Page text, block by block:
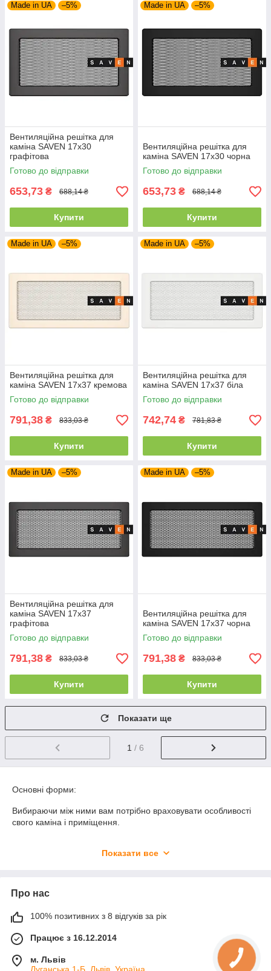
Made in UA –5%
Вентиляційна решітка для
каміна SAVEN 17х30
графітова
Готово до відправки
653,73 ₴ 688,14 ₴
Купити
Made in UA –5%
Вентиляційна решітка для
каміна SAVEN 17х30 чорна
Готово до відправки
653,73 ₴ 688,14 ₴
Купити
Made in UA –5%
Вентиляційна решітка для
каміна SAVEN 17х37 кремова
Готово до відправки
791,38 ₴ 833,03 ₴
Купити
Made in UA –5%
Вентиляційна решітка для
каміна SAVEN 17х37 біла
Готово до відправки
742,74 ₴ 781,83 ₴
Купити
Made in UA –5%
Вентиляційна решітка для
каміна SAVEN 17х37
графітова
Готово до відправки
791,38 ₴ 833,03 ₴
Купити
Made in UA –5%
Вентиляційна решітка для
каміна SAVEN 17х37 чорна
Готово до відправки
791,38 ₴ 833,03 ₴
Купити
Показати ще
1 / 6
В якості матеріалу для виробу використовується: чавун,
сталь, алюміній або кераміка. Всі вони виробляються з
урахуванням температурних і технічних вимог. Якщо ви не
Види решіток
Регульовані з жалюзі, якими можна контролювати
Вибираючи між ними вам потрібно враховувати особливості
свого каміна і приміщення.
Основні форми:
Показати все
Про нас
100% позитивних з 8 відгуків за рік
Працює з 16.12.2014
м. Львів